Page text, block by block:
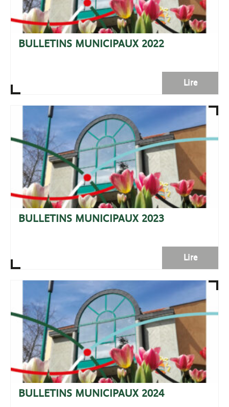
BULLETINS MUNICIPAUX 2022
Lire
BULLETINS MUNICIPAUX 2023
Lire
BULLETINS MUNICIPAUX 2024